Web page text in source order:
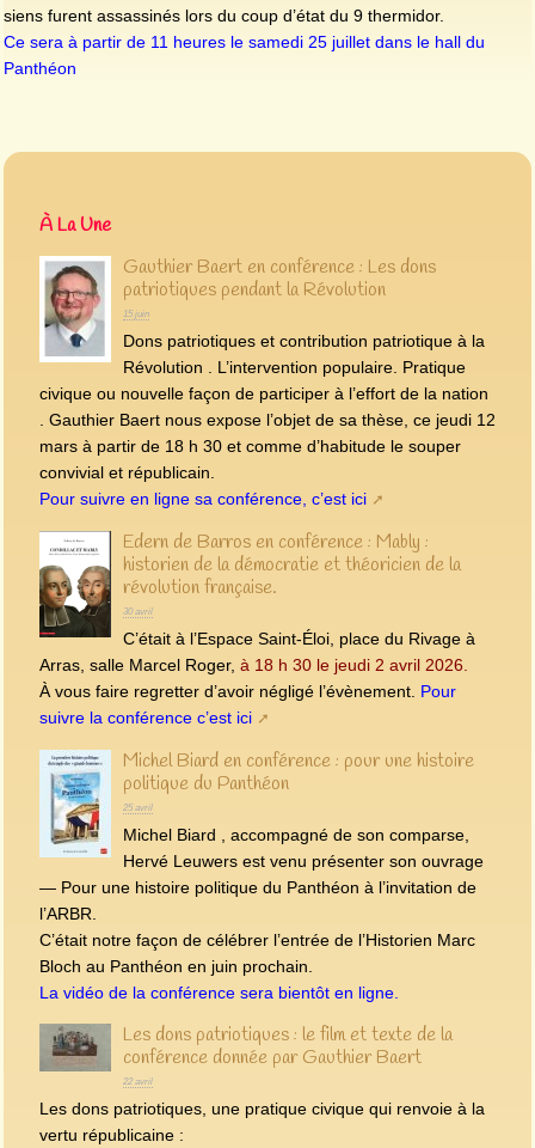
siens furent assassinés lors du coup d’état du 9 thermidor.
Ce sera à partir de 11 heures le samedi 25 juillet dans le hall du
Panthéon
À La Une
Gauthier Baert en conférence : Les dons
patriotiques pendant la Révolution
15 juin
Dons patriotiques et contribution patriotique à la
Révolution . L’intervention populaire. Pratique
civique ou nouvelle façon de participer à l’effort de la nation
. Gauthier Baert nous expose l’objet de sa thèse, ce jeudi 12
mars à partir de 18 h 30 et comme d’habitude le souper
convivial et républicain.
Pour suivre en ligne sa conférence, c’est ici
Edern de Barros en conférence : Mably :
historien de la démocratie et théoricien de la
révolution française.
30 avril
C’était à l’Espace Saint-Éloi, place du Rivage à
Arras, salle Marcel Roger, à 18 h 30 le jeudi 2 avril 2026.
À vous faire regretter d’avoir négligé l’évènement. Pour
suivre la conférence c’est ici
Michel Biard en conférence : pour une histoire
politique du Panthéon
25 avril
Michel Biard , accompagné de son comparse,
Hervé Leuwers est venu présenter son ouvrage
— Pour une histoire politique du Panthéon à l’invitation de
l’ARBR.
C’était notre façon de célébrer l’entrée de l’Historien Marc
Bloch au Panthéon en juin prochain.
La vidéo de la conférence sera bientôt en ligne.
Les dons patriotiques : le film et texte de la
conférence donnée par Gauthier Baert
22 avril
Les dons patriotiques, une pratique civique qui renvoie à la
vertu républicaine :